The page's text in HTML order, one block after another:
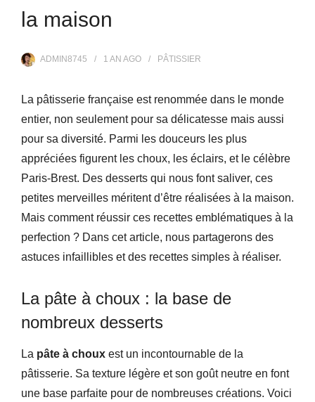
la maison
ADMIN8745 1 AN AGO PÂTISSIER
La pâtisserie française est renommée dans le monde
entier, non seulement pour sa délicatesse mais aussi
pour sa diversité. Parmi les douceurs les plus
appréciées figurent les choux, les éclairs, et le célèbre
Paris-Brest. Des desserts qui nous font saliver, ces
petites merveilles méritent d’être réalisées à la maison.
Mais comment réussir ces recettes emblématiques à la
perfection ? Dans cet article, nous partagerons des
astuces infaillibles et des recettes simples à réaliser.
La pâte à choux : la base de
nombreux desserts
La pâte à choux est un incontournable de la
pâtisserie. Sa texture légère et son goût neutre en font
une base parfaite pour de nombreuses créations. Voici